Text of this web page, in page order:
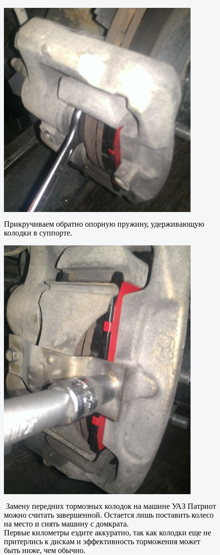
Прикручиваем обратно опорную пружину, удерживающую
колодки в суппорте.
Замену передних тормозных колодок на машине УАЗ Патриот
можно считать завершенной. Остается лишь поставить колесо
на место и снять машину с домкрата.
Первые километры ездите аккуратно, так как колодки еще не
притерлись к дискам и эффективность торможения может
быть ниже, чем обычно.